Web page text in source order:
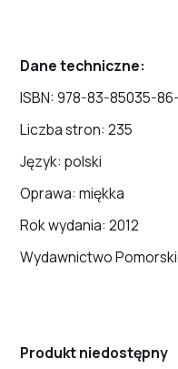
Dane techniczne:
ISBN: 978-83-85035-
Liczba stron: 235
Język: polski
Oprawa: miękka
Rok wydania: 2012
Wydawnictwo
Produkt niedostępny